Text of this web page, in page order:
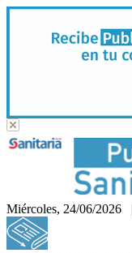
Miércoles, 24/06/2026